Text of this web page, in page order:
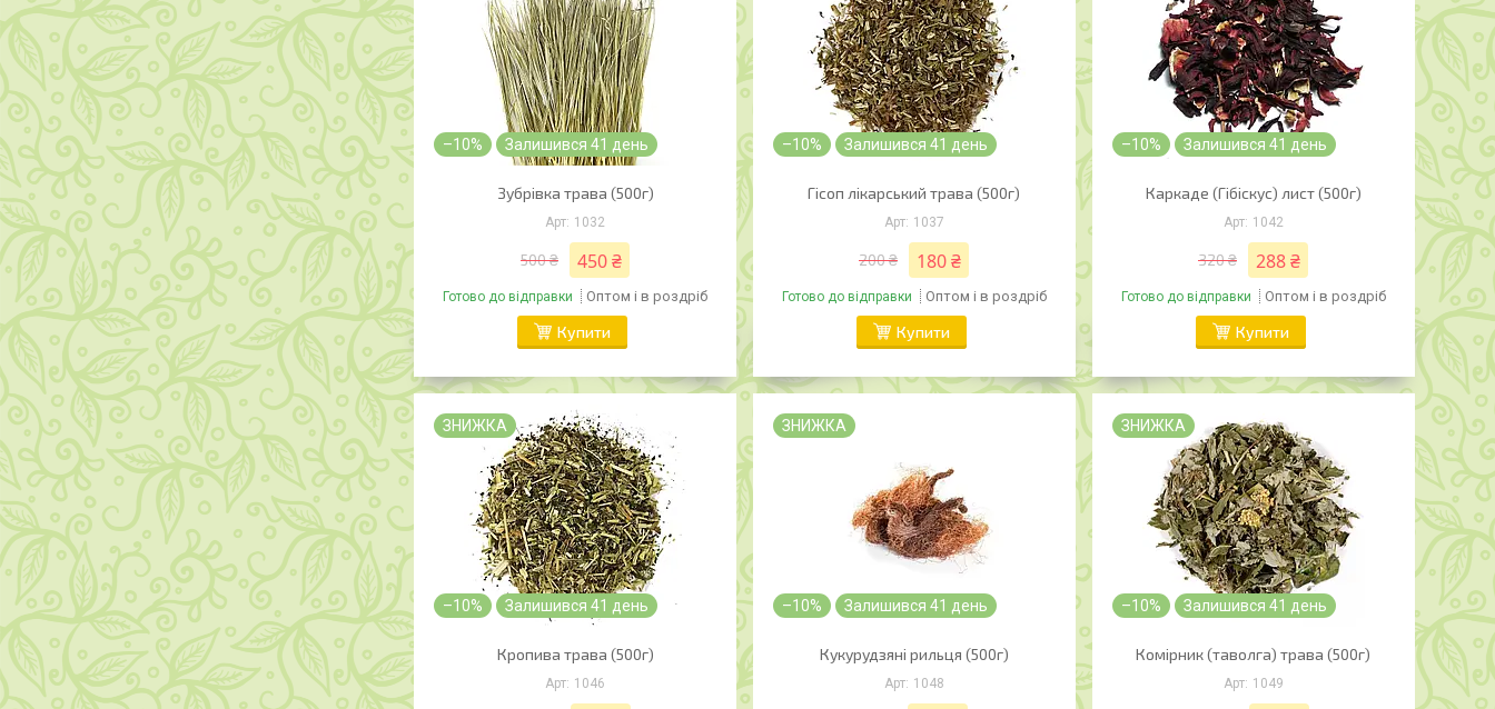
–10% Залишився 41 день
Зубрівка трава (500г)
1032
500 ₴ 450 ₴
Готово до відправки Оптом і в роздріб
Купити
–10% Залишився 41 день
Гісоп лікарський трава (500г)
1037
200 ₴ 180 ₴
Готово до відправки Оптом і в роздріб
Купити
–10% Залишився 41 день
Каркаде (Гібіскус) лист (500г)
1042
320 ₴ 288 ₴
Готово до відправки Оптом і в роздріб
Купити
ЗНИЖКА
–10% Залишився 41 день
Кропива трава (500г)
1046
ЗНИЖКА
–10% Залишився 41 день
Кукурудзяні рильця (500г)
1048
ЗНИЖКА
–10% Залишився 41 день
Комірник (таволга) трава (500г)
1049